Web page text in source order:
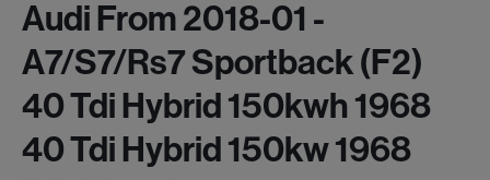
Audi From 2018-01 -
A7/s7/rs7 Sportback (f2)
40 Tdi Hybrid 150kwh 1968
40 Tdi Hybrid 150kw 1968